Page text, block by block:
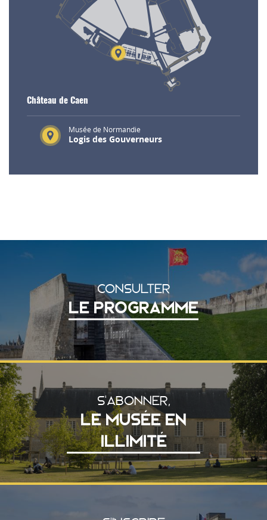
Château de Caen
Musée de Normandie
Logis des Gouverneurs
CONSULTER
LE PROGRAMME
S'ABONNER,
LE MUSÉE EN
ILLIMITÉ